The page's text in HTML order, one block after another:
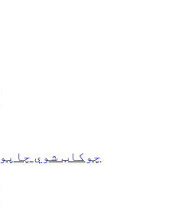
چوکاټ شوي